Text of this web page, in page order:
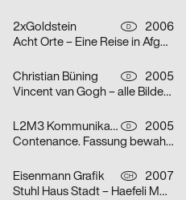
2xGoldstein D
2006
Acht Orte – Eine Reise in Afghanistan
Christian Büning D
2005
Vincent van Gogh – alle Bilder / nur die Porträts
L2M3 Kommunikationsdesign D
2005
Contenance. Fassung bewahren
Eisenmann Grafik CH
2007
Stuhl Haus Stadt – Haefeli Moser Steiger